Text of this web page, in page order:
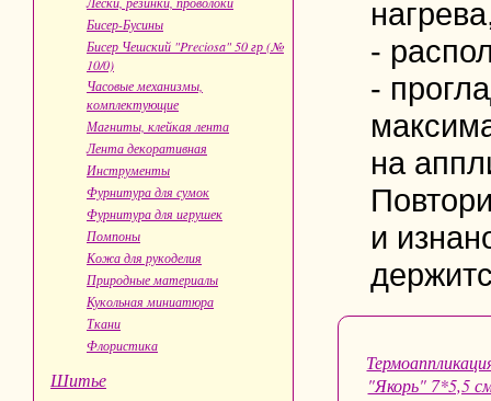
Бисер-Бусины
Бисер Чешский "Preciosa" 50 гр (№
10/0)
Часовые механизмы,
комплектующие
Магниты, клейкая лента
Лента декоративная
Инструменты
Фурнитура для сумок
Фурнитура для игрушек
Помпоны
Кожа для рукоделия
Природные материалы
Кукольная миниатюра
Ткани
Флористика
Шитье
-
-
на
и
"Якорь" 7*5,5